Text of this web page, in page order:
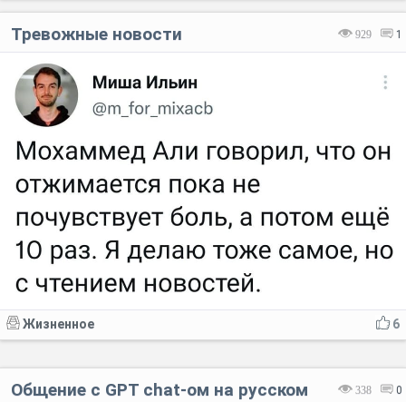
929 1
Тревожные новости
6
Жизненное
338 0
Общение с GPT chat-ом на русском